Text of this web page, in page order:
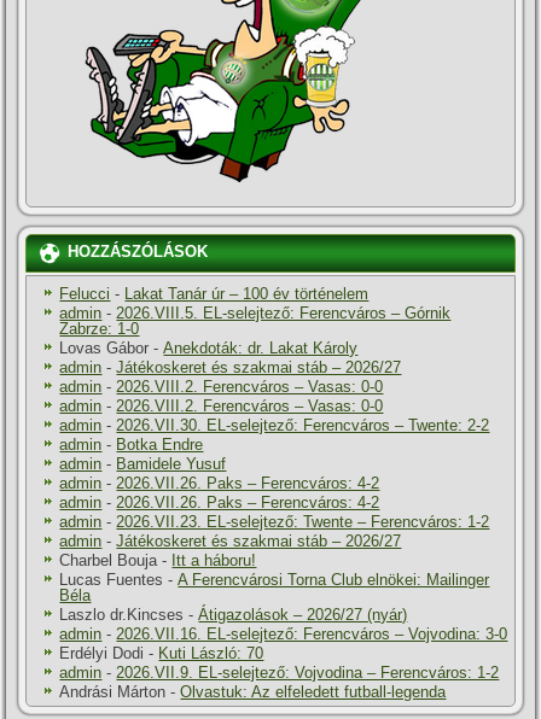
HOZZÁSZÓLÁSOK
Felucci - Lakat Tanár úr – 100 év történelem
admin -2026.VIII.5. EL-selejtező: Ferencváros – Górnik
Zabrze: 1-0
Lovas Gábor -Anekdoták: dr. Lakat Károly
admin -Játékoskeret és szakmai stáb – 2026/27
admin -2026.VIII.2. Ferencváros – Vasas: 0-0
admin -2026.VIII.2. Ferencváros – Vasas: 0-0
admin -2026.VII.30. EL-selejtező: Ferencváros – Twente: 2-2
admin - Botka Endre
admin - Bamidele Yusuf
admin -2026.VII.26. Paks – Ferencváros: 4-2
admin -2026.VII.26. Paks – Ferencváros: 4-2
admin -2026.VII.23. EL-selejtező: Twente – Ferencváros: 1-2
admin -Játékoskeret és szakmai stáb – 2026/27
Charbel Bouja- Itt a háboru!
Lucas Fuentes -A Ferencvárosi Torna Club elnökei: Mailinger
Béla
Laszlo dr.Kincses -Átigazolások – 2026/27 (nyár)
admin -2026.VII.16. EL-selejtező: Ferencváros – Vojvodina: 3-0
Erdélyi Dodi - Kuti László: 70
admin -2026.VII.9. EL-selejtező: Vojvodina – Ferencváros: 1-2
Andrási Márton -Olvastuk: Az elfeledett futball-legenda